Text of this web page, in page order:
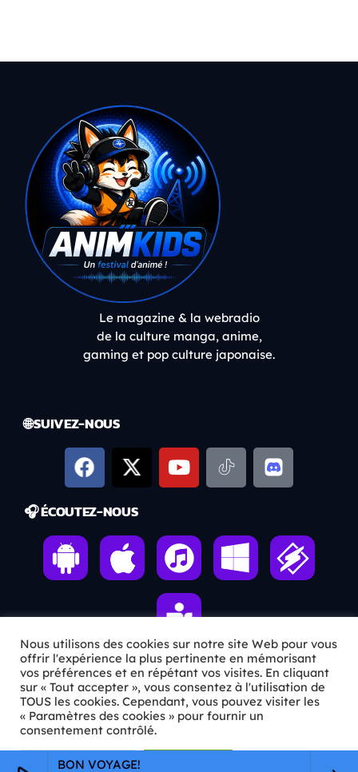
BON VOYAGE!
Le magazine & la webradio
de la culture manga, anime,
gaming et pop culture japonaise.
🌐 SUIVEZ-NOUS
🎧 ÉCOUTEZ-NOUS
ℹ️ INFOS PRATIQUES
✉️Contact
🦊Qui sommes-nous ?
Nous utilisons des cookies sur notre site Web pour vous
offrir l'expérience la plus pertinente en mémorisant
vos préférences et en répétant vos visites. En cliquant
sur « Tout accepter », vous consentez à l'utilisation de
TOUS les cookies. Cependant, vous pouvez visiter les
« Paramètres des cookies » pour fournir un
consentement contrôlé.
Paramètres Cookie